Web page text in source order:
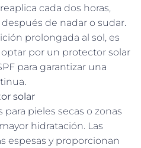
cada dos horas,
de nadar o sudar.
prolongada al sol, es
por un protector solar
para garantizar una
solar
para pieles secas o zonas
hidratación. Las
espesas y proporcionan